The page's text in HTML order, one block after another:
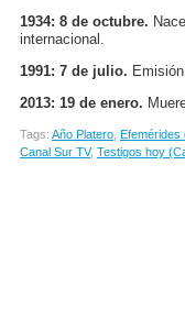
1934: 8 de octubre.
internacional.
1991: 7 de julio.
2013: 19 de enero.
Tags: Año Platero Efemérides
Canal Sur TV, Testigos hoy